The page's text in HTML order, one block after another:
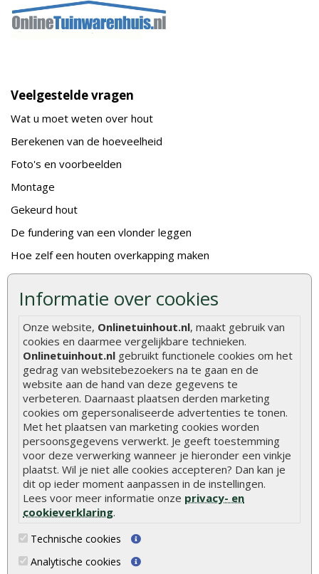
Informatie over cookies
Onze website, Onlinetuinhout.nl, maakt gebruik van
cookies en daarmee vergelijkbare technieken.
Onlinetuinhout.nl gebruikt functionele cookies om het
gedrag van websitebezoekers na te gaan en de
website aan de hand van deze gegevens te
verbeteren. Daarnaast plaatsen derden marketing
cookies om gepersonaliseerde advertenties te tonen.
Met het plaatsen van marketing cookies worden
persoonsgegevens verwerkt. Je geeft toestemming
voor deze verwerking wanneer je hieronder een vinkje
plaatst. Wil je niet alle cookies accepteren? Dan kan je
dit op ieder moment aanpassen in de instellingen.
Lees voor meer informatie onze privacy- en
cookieverklaring.
Technische cookies
Analytische cookies
Veelgestelde vragen
Wat u moet weten over hout
Berekenen van de hoeveelheid
Foto's en voorbeelden
Montage
Gekeurd hout
De fundering van een vlonder leggen
Hoe zelf een houten overkapping maken
Hoe zelf een vlonder leggen
Hoe betonpaal plaatsen
Hoe schutting plaatsen
De 9 beste tuinschermen van Onlinetuinhout.nl
Stijlvolle houtsoorten voor in de tuin
Duurzame tuin
Welke palen voor een schapenhek
Alle populaire categorieën
Tuinhout
Schutting
Tuinpalen
Tuinhekken
Tuindeuren
Tuinschermen
Steigerplanken
Douglas hout